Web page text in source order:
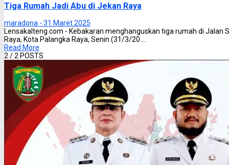
Tiga Rumah Jadi Abu di Jekan Raya
maradona - 31 Maret 2025
Lensakalteng.com - Kebakaran menghanguskan tiga rumah di Jalan
Raya, Kota Palangka Raya, Senin (31/3/20 ...
Read More
2/ 2 POSTS